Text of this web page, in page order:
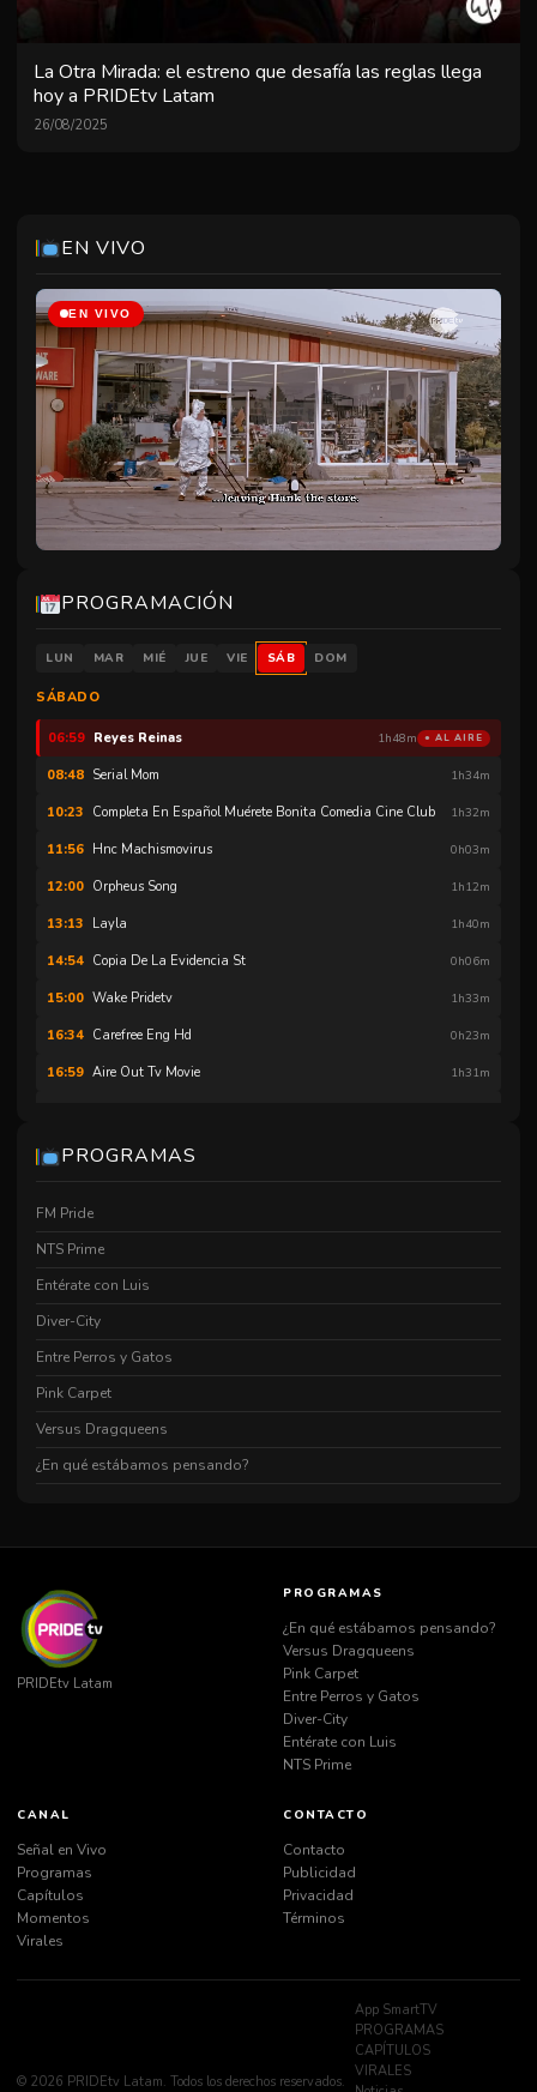
La Otra Mirada: el estreno que desafía las reglas llega
hoy a PRIDEtv Latam
26/08/2025
EN VIVO
EN VIVO
PROGRAMACIÓN
LUN MAR MIÉ JUE VIE SÁB DOM
SÁBADO
00:00 Heathers Sub Esp Latam
01:45 Chenoa Fault La Culpa Es De Chenoa 0h15m
Mr Gay Syria Lacajalgbt Site
05:06 Bottoms
06:38 Asylum Park
06:59 Reyes Reinas 1h48m ● AL AIRE
08:48 Serial Mom 1h34m
10:23 Completa En Español Muérete Bonita Comedia Cine Club 1h32m
11:56 Hnc Machismovirus 0h03m
12:00 Orpheus Song 1h12m
13:13 Layla 1h40m
14:54 Copia De La Evidencia St 0h06m
15:00 Wake Pridetv 1h33m
16:34 Carefree Eng Hd 0h23m
16:59 Aire Out Tv Movie 1h31m
19:57 Hnc ¿cómo Te Sentirías
23:50
PROGRAMAS
FM Pride
NTS Prime
Entérate con Luis
Diver-City
Entre Perros y Gatos
Pink Carpet
Versus Dragqueens
¿En qué estábamos pensando?
PRIDEtv Latam
PROGRAMAS
¿En qué estábamos pensando?
Versus Dragqueens
Pink Carpet
Entre Perros y Gatos
Diver-City
Entérate con Luis
NTS Prime
CANAL
Señal en Vivo
Programas
Capítulos
Momentos
Virales
CONTACTO
Contacto
Publicidad
Privacidad
Términos
© 2026 PRIDEtv Latam. Todos los derechos reservados.
App SmartTV
PROGRAMAS
CAPÍTULOS
VIRALES